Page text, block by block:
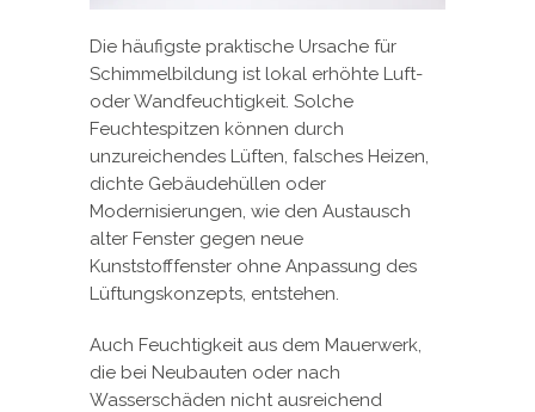
Die häufigste praktische Ursache für
Schimmelbildung ist lokal erhöhte Luft-
oder Wandfeuchtigkeit. Solche
Feuchtespitzen können durch
unzureichendes Lüften, falsches Heizen,
dichte Gebäudehüllen oder
Modernisierungen, wie den Austausch
alter Fenster gegen neue
Kunststofffenster ohne Anpassung des
Lüftungskonzepts, entstehen.
Auch Feuchtigkeit aus dem Mauerwerk,
die bei Neubauten oder nach
Wasserschäden nicht ausreichend